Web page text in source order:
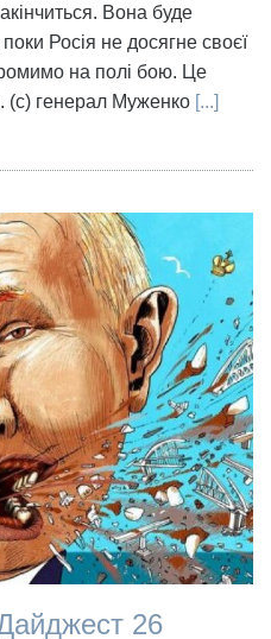
Вона буде
Росія не досягне своєї
на полі бою. Це
(с) генерал Муженко [...]
26